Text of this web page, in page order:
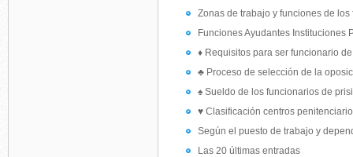
Zonas de trabajo y funciones de
Funciones Ayudantes Instituciones
♦ Requisitos para ser funcionario
♣ Proceso de selección de la
♠ Sueldo de los funcionarios de
♥ Clasificación centros
Según el puesto de trabajo y
Las 20 últimas entradas